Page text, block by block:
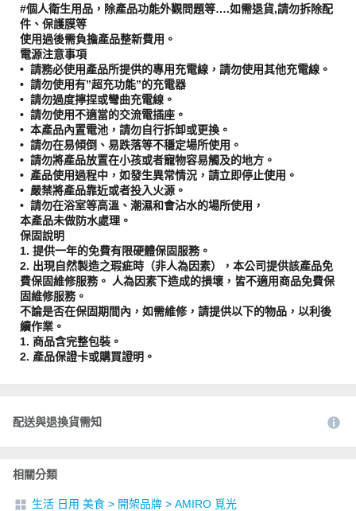
#個人衛生用品，除產品功能外觀問題等….如需退貨,請勿拆除配
件、保護膜等
使用過後需負擔產品整新費用。
電源注意事項
• 請務必使用產品所提供的專用充電線，請勿使用其他充電線。
• 請勿使用有”超充功能”的充電器
• 請勿過度擰捏或彎曲充電線。
• 請勿使用不適當的交流電插座。
• 本產品內置電池，請勿自行拆卸或更換。
• 請勿在易傾倒、易跌落等不穩定場所使用。
• 請勿將產品放置在小孩或者寵物容易觸及的地方。
• 產品使用過程中，如發生異常情況，請立即停止使用。
• 嚴禁將產品靠近或者投入火源。
• 請勿在浴室等高溫、潮濕和會沾水的場所使用，
本產品未做防水處理。
保固說明
1. 提供一年的免費有限硬體保固服務。
2. 出現自然製造之瑕疵時（非人為因素），本公司提供該產品免
費保固維修服務。 人為因素下造成的損壞，皆不適用商品免費保
固維修服務。
不論是否在保固期間內，如需維修，請提供以下的物品，以利後
續作業。
1. 商品含完整包裝。
2. 產品保證卡或購買證明。
配送與退換貨需知
相關分類
生活 日用 美食 > 開架品牌 > AMIRO 覓光